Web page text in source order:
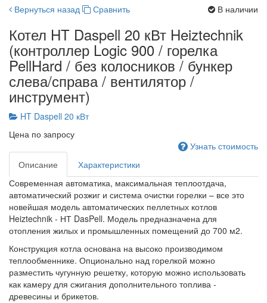
Вернуться назад
Сравнить В наличии
Котел HT Daspell 20 кВт Heiztechnik
(контроллер Logic 900 / горелка
PellHard / без колосников / бункер
слева/справа / вентилятор /
инструмент)
HT Daspell 20 кВт
Цена по запросу
Узнать стоимость
Описание
Характеристики
Современная автоматика, максимальная теплоотдача,
автоматический розжиг и система очистки горелки – все это
новейшая модель автоматических пеллетных котлов
Heiztechnik - НТ DasPell. Модель предназначена для
отопления жилых и промышленных помещений до 700 м2.
Конструкция котла основана на высоко производимом
теплообменнике. Опционально над горелкой можно
разместить чугунную решетку, которую можно использовать
как камеру для сжигания дополнительного топлива -
древесины и брикетов.